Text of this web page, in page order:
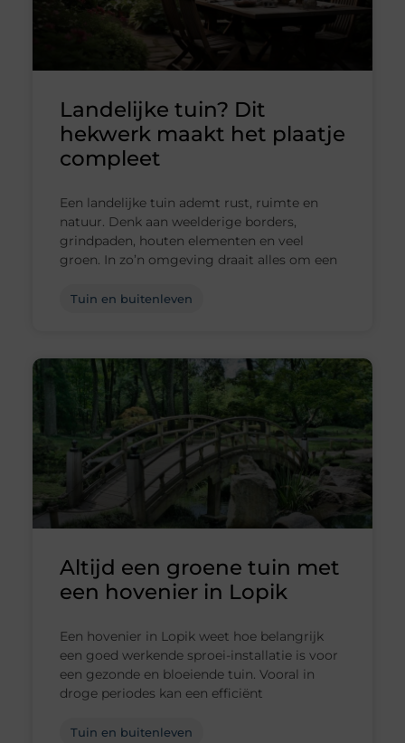
Landelijke tuin? Dit
hekwerk maakt het plaatje
compleet
Een landelijke tuin ademt rust, ruimte en
natuur. Denk aan weelderige borders,
grindpaden, houten elementen en veel
groen. In zo’n omgeving draait alles om een
Tuin en buitenleven
Altijd een groene tuin met
een hovenier in Lopik
Een hovenier in Lopik weet hoe belangrijk
een goed werkende sproei-installatie is voor
een gezonde en bloeiende tuin. Vooral in
droge periodes kan een efficiënt
Tuin en buitenleven